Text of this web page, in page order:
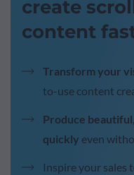
create
content
Transform your
to-use content
Produce
quickly even
Inspire your sales